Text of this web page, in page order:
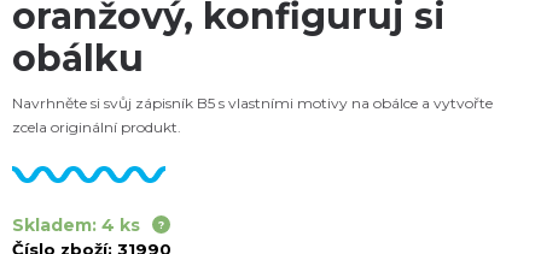
oranžový, konfiguruj si
obálku
Navrhněte si svůj zápisník B5 s vlastními motivy na obálce a vytvořte
zcela originální produkt.
Skladem: 4 ks
Číslo zboží: 31990